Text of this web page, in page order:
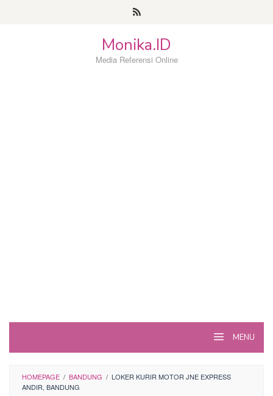
Monika.ID
Media Referensi Online
MENU
HOMEPAGE / BANDUNG / LOKER KURIR MOTOR JNE EXPRESS
ANDIR, BANDUNG